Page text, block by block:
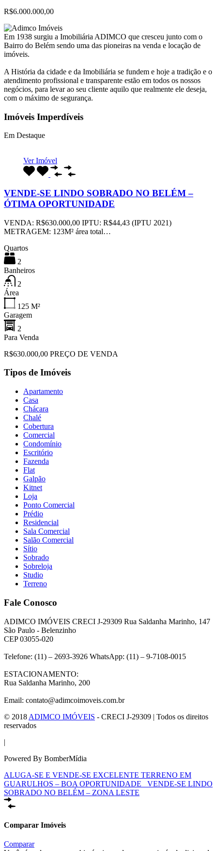
R$6.000.000,00
Em 1938 surgiu a Imobiliária ADIMCO que cresceu junto com o
Bairro do Belém sendo uma das pioneiras na venda e locação de
imóveis.
A História da cidade e da Imobiliária se fundem e hoje a tradição e o
atendimento profissional e transparente estão em todos os nossos
negócios, para levar ao seu cliente aquilo que realmente ele deseja,
com o máximo de segurança.
Imóveis Imperdíveis
Em Destaque
Ver Imóvel
VENDE-SE LINDO SOBRADO NO BELÉM –
ÓTIMA OPORTUNIDADE
VENDA: R$630.000,00 IPTU: R$44,43 (IPTU 2021)
METRAGEM: 123M² área total…
Quartos
2
Banheiros
2
Área
125 M²
Garagem
2
Para Venda
R$630.000,00 PREÇO DE VENDA
Tipos de Imóveis
Apartamento
Casa
Chácara
Chalé
Cobertura
Comercial
Condomínio
Escritório
Fazenda
Flat
Galpão
Kitnet
Loja
Ponto Comercial
Prédio
Residencial
Sala Comercial
Salão Comercial
Sítio
Sobrado
Sobreloja
Studio
Terreno
Fale Conosco
ADIMCO IMÓVEIS CRECI J-29309 Rua Saldanha Marinho, 147
São Paulo - Belenzinho
CEP 03055-020
Telefone: (11) – 2693-3926 WhatsApp: (11) – 9-7108-0015
ESTACIONAMENTO:
Rua Saldanha Marinho, 200
Email: contato@adimcoimoveis.com.br
© 2018 ADIMCO IMÓVEIS - CRECI J-29309 | Todos os direitos
reservados
|
Powered By BomberMídia
ALUGA-SE E VENDE-SE EXCELENTE TERRENO EM
GUARULHOS – BOA OPORTUNIDADE
VENDE-SE LINDO
SOBRADO NO BELÉM – ZONA LESTE
Comparar Imóveis
Comparar